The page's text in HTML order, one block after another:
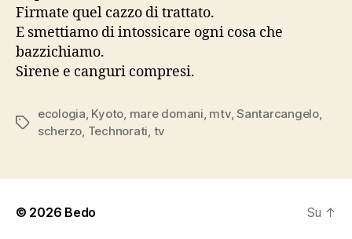
Firmate quel cazzo di trattato.
E smettiamo di intossicare ogni cosa che
bazzichiamo.
Sirene e canguri compresi.
Tag
ecologia, Kyoto, mare domani, mtv,Santarcangelo,
scherzo, Technorati, tv
© 2026 Bedo Su ↑